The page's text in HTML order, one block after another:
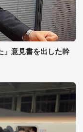
」意見書を出した幹